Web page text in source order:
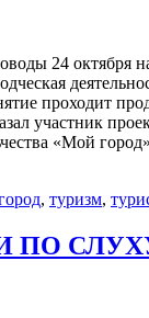
24
проходит
участник
«Мой
, туризм,
ПО